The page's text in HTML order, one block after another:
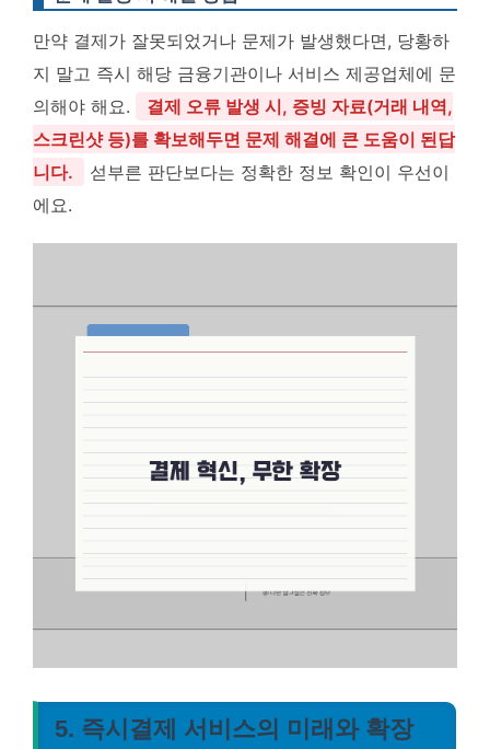
만약 결제가 잘못되었거나 문제가 발생했다면, 당황하
지 말고 즉시 해당 금융기관이나 서비스 제공업체에 문
의해야 해요.
결제 오류 발생 시, 증빙 자료(거래 내역,
스크린샷 등)를 확보해두면 문제 해결에 큰 도움이 된답
니다.
섣부른 판단보다는 정확한 정보 확인이 우선이
에요.
5. 즉시결제 서비스의 미래와 확장